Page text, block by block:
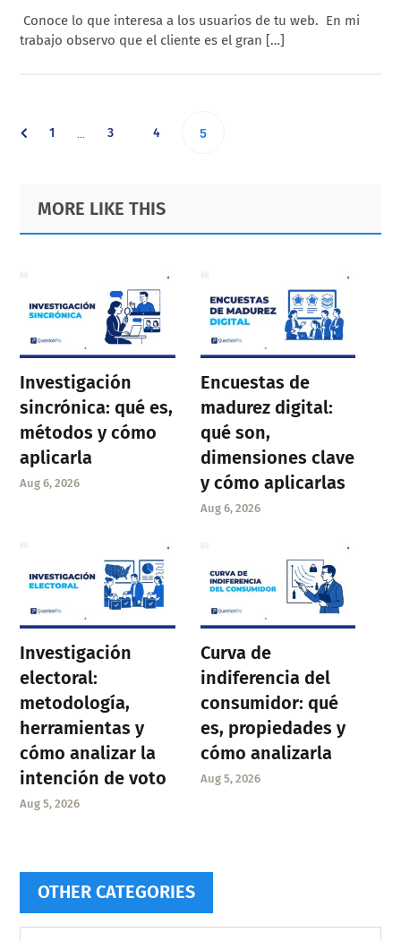
Conoce lo que interesa a los usuarios de tu web. En mi
trabajo observo que el cliente es el gran […]
Go
page
1
pages
… Go
page
3 Go
page
4 Go
5
Primary
Sidebar
Footer
MORE LIKE THIS
Investigación
sincrónica: qué es,
métodos y cómo
aplicarla
Aug 6, 2026
Encuestas de
madurez digital:
qué son,
dimensiones clave
y cómo aplicarlas
Aug 6, 2026
Investigación
electoral:
metodología,
herramientas y
cómo analizar la
intención de voto
Aug 5, 2026
Curva de
indiferencia del
consumidor: qué
es, propiedades y
cómo analizarla
Aug 5, 2026
OTHER CATEGORIES